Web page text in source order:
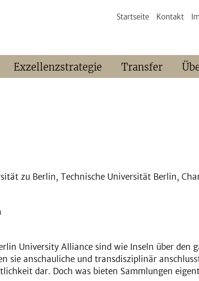
Startseite Kontakt
Exzellenzstrategie Transfer
zu Berlin, Technische Universität Berlin,
University Alliance sind wie Inseln über den
anschauliche und transdisziplinär
dar. Doch was bieten Sammlungen